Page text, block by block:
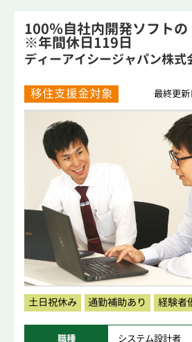
100％自社内開発ソフトの
※年間休日119日
ディーアイシージャパン株式
移住支援金対象 最終更
土日祝休み 通勤補助あり 経験者
職種 システム設計者